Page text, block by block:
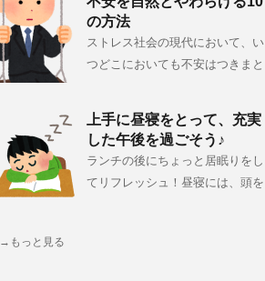
の方法
ストレス社会の現代において、い
つどこにおいても不安はつきまと
上手に昼寝をとって、充実
した午後を過ごそう♪
ランチの後にちょっと居眠りをし
てリフレッシュ！昼寝には、頭を
→もっと見る